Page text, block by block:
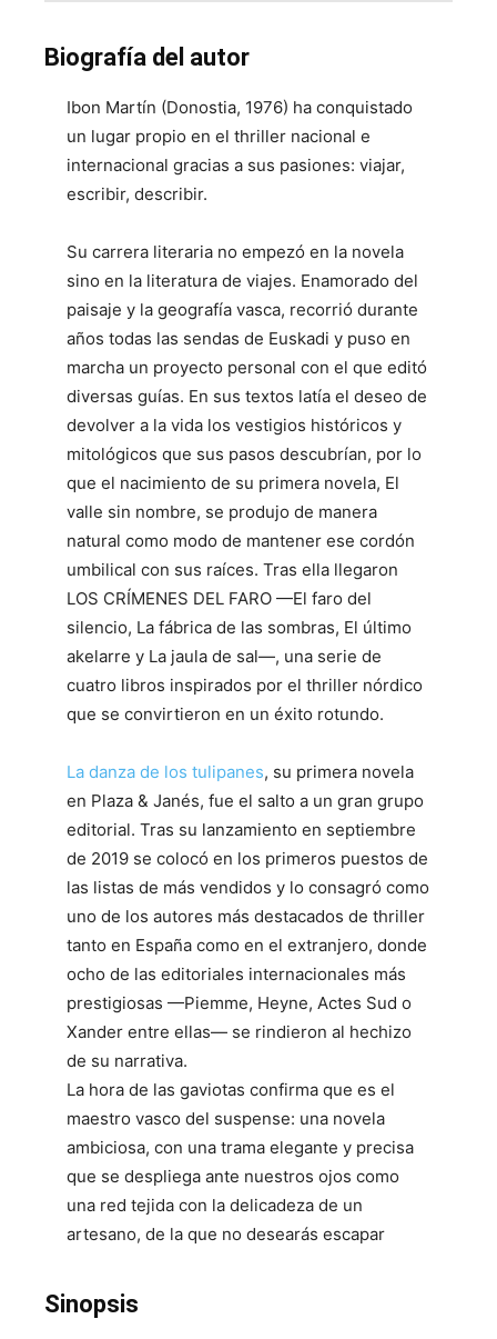
Biografía del autor
Ibon Martín (Donostia, 1976) ha conquistado
un lugar propio en el thriller nacional e
internacional gracias a sus pasiones: viajar,
escribir, describir.
Su carrera literaria no empezó en la novela
sino en la literatura de viajes. Enamorado del
paisaje y la geografía vasca, recorrió durante
años todas las sendas de Euskadi y puso en
marcha un proyecto personal con el que editó
diversas guías. En sus textos latía el deseo de
devolver a la vida los vestigios históricos y
mitológicos que sus pasos descubrían, por lo
que el nacimiento de su primera novela, El
valle sin nombre, se produjo de manera
natural como modo de mantener ese cordón
umbilical con sus raíces. Tras ella llegaron
LOS CRÍMENES DEL FARO —El faro del
silencio, La fábrica de las sombras, El último
akelarre y La jaula de sal—, una serie de
cuatro libros inspirados por el thriller nórdico
que se convirtieron en un éxito rotundo.
La danza de los tulipanes, su primera novela
en Plaza & Janés, fue el salto a un gran grupo
editorial. Tras su lanzamiento en septiembre
de 2019 se colocó en los primeros puestos de
las listas de más vendidos y lo consagró como
uno de los autores más destacados de thriller
tanto en España como en el extranjero, donde
ocho de las editoriales internacionales más
prestigiosas —Piemme, Heyne, Actes Sud o
Xander entre ellas— se rindieron al hechizo
de su narrativa.
La hora de las gaviotas confirma que es el
maestro vasco del suspense: una novela
ambiciosa, con una trama elegante y precisa
que se despliega ante nuestros ojos como
una red tejida con la delicadeza de un
artesano, de la que no desearás escapar
Sinopsis